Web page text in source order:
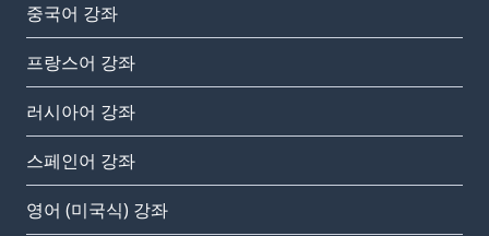
중국어 강좌
프랑스어 강좌
러시아어 강좌
스페인어 강좌
영어 (미국식) 강좌